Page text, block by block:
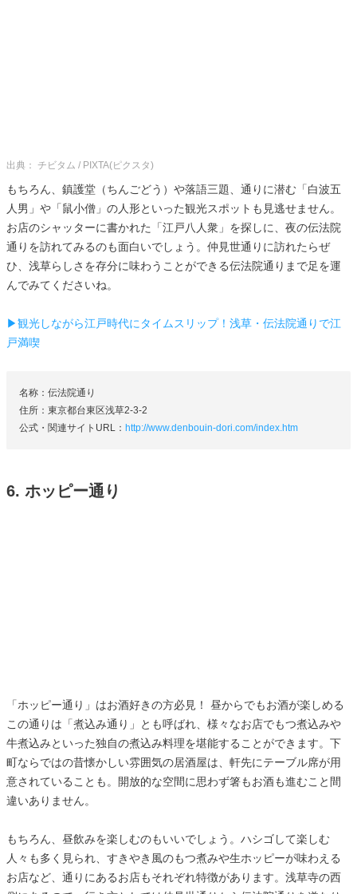
出典： チビタム / PIXTA(ピクスタ)
もちろん、鎮護堂（ちんごどう）や落語三題、通りに潜む「白波五
人男」や「鼠小僧」の人形といった観光スポットも見逃せません。
お店のシャッターに書かれた「江戸八人衆」を探しに、夜の伝法院
通りを訪れてみるのも面白いでしょう。仲見世通りに訪れたらぜ
ひ、浅草らしさを存分に味わうことができる伝法院通りまで足を運
んでみてくださいね。
▶観光しながら江戸時代にタイムスリップ！浅草・伝法院通りで江
戸満喫
名称：伝法院通り
住所：東京都台東区浅草2-3-2
公式・関連サイトURL： http://www.denbouin-dori.com/index.htm
6. ホッピー通り
「ホッピー通り」はお酒好きの方必見！ 昼からでもお酒が楽しめる
この通りは「煮込み通り」とも呼ばれ、様々なお店でもつ煮込みや
牛煮込みといった独自の煮込み料理を堪能することができます。下
町ならではの昔懐かしい雰囲気の居酒屋は、軒先にテーブル席が用
意されていることも。開放的な空間に思わず箸もお酒も進むこと間
違いありません。
もちろん、昼飲みを楽しむのもいいでしょう。ハシゴして楽しむ
人々も多く見られ、すきやき風のもつ煮みや生ホッピーが味わえる
お店など、通りにあるお店もそれぞれ特徴があります。浅草寺の西